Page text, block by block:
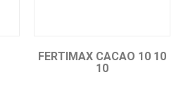
FERTIMAX CACAO 10 10
10